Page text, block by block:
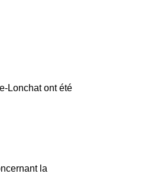
Lonchat ont été
la